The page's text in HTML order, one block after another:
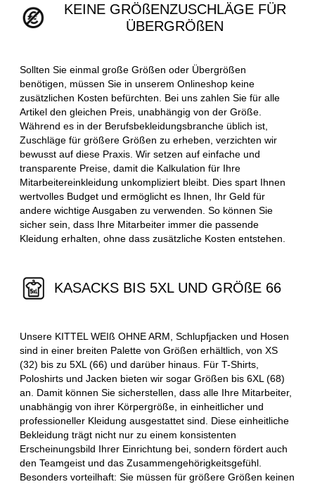
KEINE GRÖßENZUSCHLÄGE FÜR
ÜBERGRÖßEN
Sollten Sie einmal große Größen oder Übergrößen
benötigen, müssen Sie in unserem Onlineshop keine
zusätzlichen Kosten befürchten. Bei uns zahlen Sie für alle
Artikel den gleichen Preis, unabhängig von der Größe.
Während es in der Berufsbekleidungsbranche üblich ist,
Zuschläge für größere Größen zu erheben, verzichten wir
bewusst auf diese Praxis. Wir setzen auf einfache und
transparente Preise, damit die Kalkulation für Ihre
Mitarbeitereinkleidung unkompliziert bleibt. Dies spart Ihnen
wertvolles Budget und ermöglicht es Ihnen, Ihr Geld für
andere wichtige Ausgaben zu verwenden. So können Sie
sicher sein, dass Ihre Mitarbeiter immer die passende
Kleidung erhalten, ohne dass zusätzliche Kosten entstehen.
KASACKS BIS 5XL UND GRÖßE 66
Unsere KITTEL WEIß OHNE ARM, Schlupfjacken und Hosen
sind in einer breiten Palette von Größen erhältlich, von XS
(32) bis zu 5XL (66) und darüber hinaus. Für T-Shirts,
Poloshirts und Jacken bieten wir sogar Größen bis 6XL (68)
an. Damit können Sie sicherstellen, dass alle Ihre Mitarbeiter,
unabhängig von ihrer Körpergröße, in einheitlicher und
professioneller Kleidung ausgestattet sind. Diese einheitliche
Bekleidung trägt nicht nur zu einem konsistenten
Erscheinungsbild Ihrer Einrichtung bei, sondern fördert auch
den Teamgeist und das Zusammengehörigkeitsgefühl.
Besonders vorteilhaft: Sie müssen für größere Größen keinen